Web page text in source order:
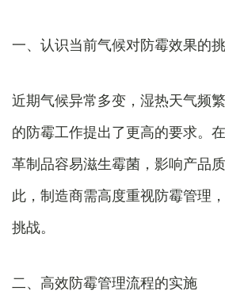
一、认识当前气候对防霉效果的
近期气候异常多变，湿热天气频
的防霉工作提出了更高的要求。
革制品容易滋生霉菌，影响产品
此，制造商需高度重视防霉管理
挑战。
二、高效防霉管理流程的实施